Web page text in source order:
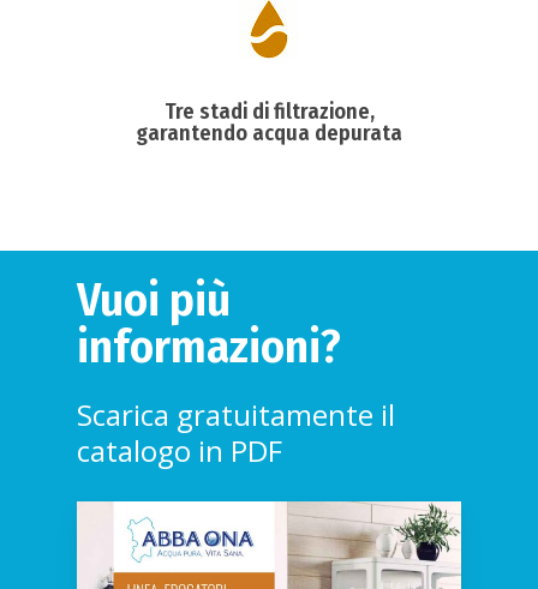
Tre stadi di filtrazione,
garantendo acqua depurata
Vuoi più
informazioni?
Scarica gratuitamente il
catalogo in PDF
Cosa facciamo
Perchè purificare
Addolcitori
Contatti
Richiedi